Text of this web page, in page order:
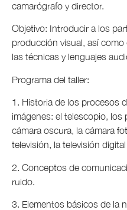
camarógrafo y director.
Objetivo: Introducir a los
producción visual, así como
las técnicas y lenguajes
Programa del taller:
1. Historia de los procesos
imágenes: el telescopio,
cámara oscura, la cámara
televisión, la televisión
2. Conceptos de
ruido.
3. Elementos básicos de la